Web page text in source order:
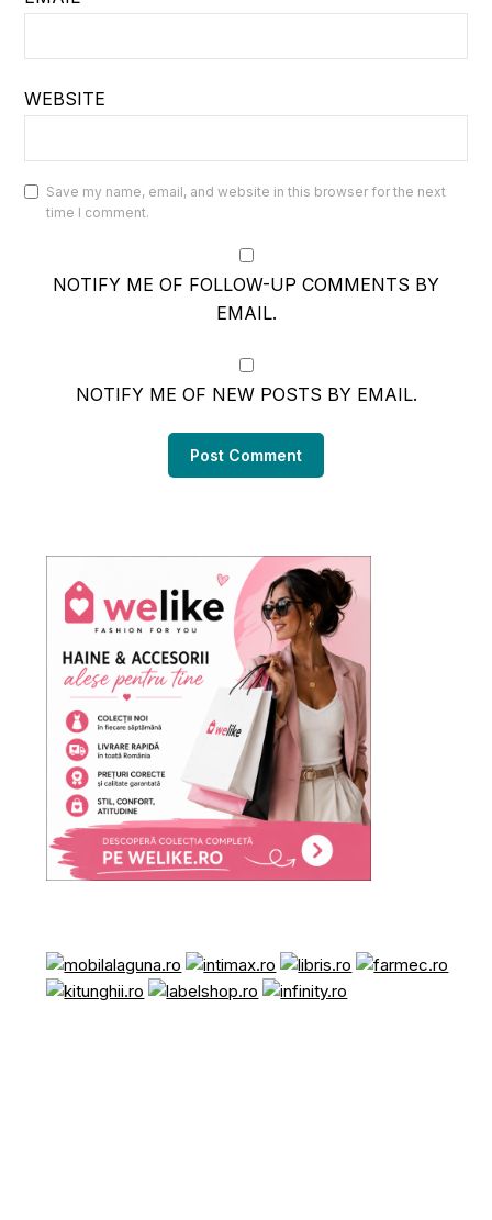
WEBSITE
Save my name, email, and website in this browser for the next
time I comment.
NOTIFY ME OF FOLLOW-UP COMMENTS BY
EMAIL.
NOTIFY ME OF NEW POSTS BY EMAIL.